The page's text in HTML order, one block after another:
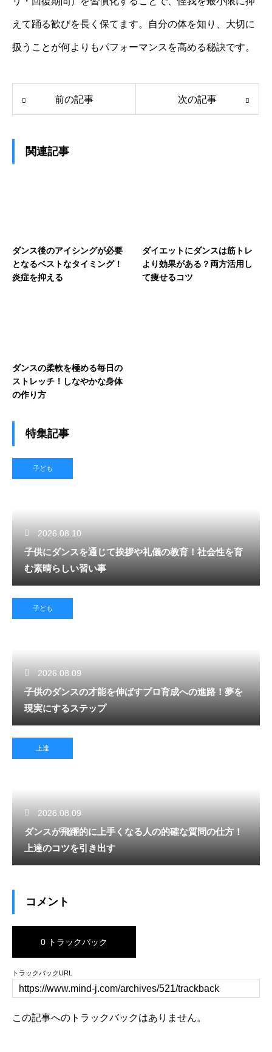
えて踊る歓びを長く保てます。自分の体を知り、大切に
扱うことが何よりもパフォーマンスを高める秘訣です。
前の記事 次の記事
関連記事
ダンス後のアイシングが必要
となるベストなタイミング！
炎症を抑える
ダイエットにダンスは筋トレ
より効果がある？両方活用し
て痩せるコツ
ダンスの柔軟を極める毎日の
ストレッチ！しなやかな身体
の作り方
特集記事
子ども
2026.08.10
子供にダンスを通じて挨拶や礼儀の教育！社会性を育
む素晴らしい習い事
子ども
2026.08.09
子供のダンスの才能を伸ばすプロ育成への進路！夢を
現実にするステップ
上達
2026.08.09
ダンスが飛躍的に上手くなる人の的確な質問の仕方！
上達のコツを引き出す
コメント
0 トラックバック
トラックバックURL
この記事へのトラックバックはありません。